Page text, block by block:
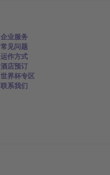
企业服务
常见问题
运作方式
酒店预订
世界杯专区
联系我们